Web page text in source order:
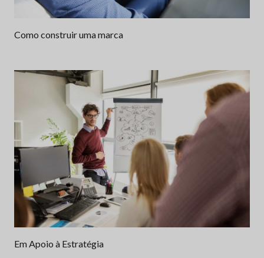
Como construir uma marca
Em Apoio à Estratégia